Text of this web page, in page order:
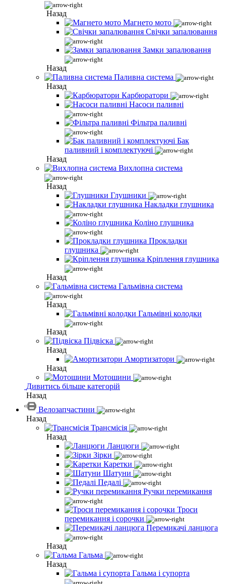
Назад
Магнето мото
Свічки запалювання
Замки запалювання
Назад
Паливна система
Назад
Карбюратори
Насоси паливні
Фільтра паливні
Бак
паливний і комплектуючі
Назад
Вихлопна система
Назад
Глушники
Накладки глушника
Коліно глушника
Прокладки
глушника
Кріплення глушника
Назад
Гальмівна система
Назад
Гальмівні колодки
Назад
Підвіска
Назад
Амортизатори
Назад
Мотошини
Дивитись більше категорій
Назад
Велозапчастини
Назад
Трансмісія
Назад
Ланцюги
Зірки
Каретки
Шатуни
Педалі
Ручки перемикання
Троси
перемикання і сорочки
Перемикачі ланцюга
Назад
Гальма
Назад
Гальма і супорта